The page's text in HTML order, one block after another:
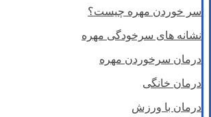
سر خوردن مهره چیست؟
نشانه های سرخودگی مهره
درمان سرخوردن مهره
درمان خانگی
درمان با ورزش